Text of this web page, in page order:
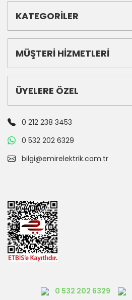
KATEGORİLER
MÜŞTERİ HİZMETLERİ
ÜYELERE ÖZEL
0 212 238 3453
0 532 202 6329
bilgi@emirelektrik.com.tr
0 532 202 6329